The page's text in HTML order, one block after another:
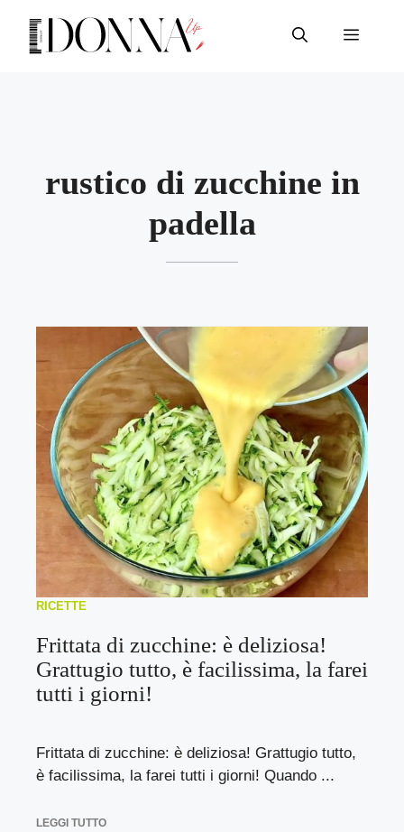
contenuto
Menu
rustico di zucchine in
padella
RICETTE
Frittata di zucchine: è deliziosa!
Grattugio tutto, è facilissima, la farei
tutti i giorni!
Frittata di zucchine: è deliziosa! Grattugio tutto,
è facilissima, la farei tutti i giorni! Quando ...
LEGGI TUTTO